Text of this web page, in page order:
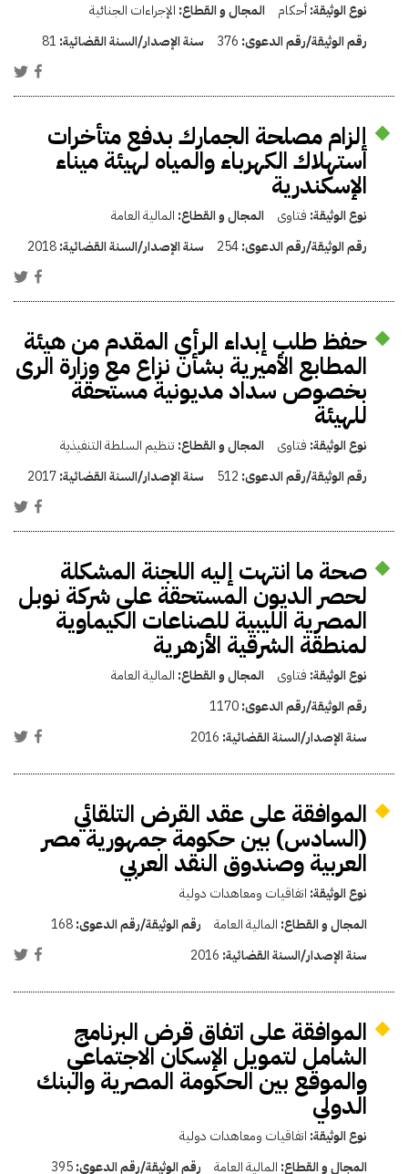
نوع الوثيقة:أحكام المجال و القطاع: الإجراءات الجنائية
رقم الوثيقة/رقم الدعوى: 376 سنة الإصدار/السنة القضائية: 81
إلزام مصلحة الجمارك بدفع متأخرات
استهلاك الكهرباء والمياه لهيئة ميناء
الإسكندرية
نوع الوثيقة: فتاوى المجال و القطاع: المالية العامة
رقم الوثيقة/رقم الدعوى:254 سنة الإصدار/السنة القضائية:2018
حفظ طلب إبداء الرأي المقدم من هيئة
المطابع الأميرية بشأن نزاع مع وزارة الرى
بخصوص سداد مديونية مستحقة
للهيئة
نوع الوثيقة: فتاوى المجال و القطاع: تنظيم السلطة التنفيذية
رقم الوثيقة/رقم الدعوى: 512 سنة الإصدار/السنة القضائية:2017
صحة ما انتهت إليه اللجنة المشكلة
لحصر الديون المستحقة على شركة نوبل
المصرية الليبية للصناعات الكيماوية
لمنطقة الشرقية الأزهرية
نوع الوثيقة: فتاوى المجال و القطاع: المالية العامة
رقم الوثيقة/رقم الدعوى:1170
سنة الإصدار/السنة القضائية: 2016
الموافقة على عقد القرض التلقائي
(السادس) بين حكومة جمهورية مصر
العربية وصندوق النقد العربي
نوع الوثيقة: اتفاقيات ومعاهدات دولية
المجال و القطاع: المالية العامة رقم الوثيقة/رقم الدعوى:168
سنة الإصدار/السنة القضائية: 2016
الموافقة على اتفاق قرض البرنامج
الشامل لتمويل الإسكان الاجتماعي
والموقع بين الحكومة المصرية والبنك
الدولي
نوع الوثيقة: اتفاقيات ومعاهدات دولية
المجال و القطاع: المالية العامة رقم الوثيقة/رقم الدعوى:395